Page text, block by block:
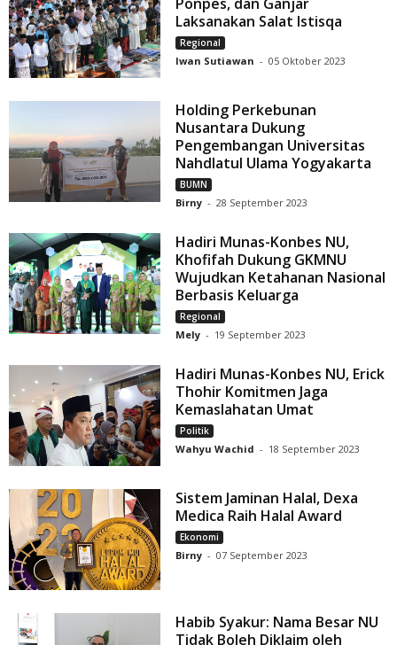
Laksanakan Salat Istisqa
Regional
Iwan Sutiawan - 05 Oktober 2023
Holding Perkebunan
Nusantara Dukung
Pengembangan Universitas
Nahdlatul Ulama Yogyakarta
BUMN
Birny - 28 September 2023
Hadiri Munas-Konbes NU,
Khofifah Dukung GKMNU
Wujudkan Ketahanan Nasional
Berbasis Keluarga
Regional
Mely - 19 September 2023
Hadiri Munas-Konbes NU, Erick
Thohir Komitmen Jaga
Kemaslahatan Umat
Politik
Wahyu Wachid - 18 September 2023
Sistem Jaminan Halal, Dexa
Medica Raih Halal Award
Ekonomi
Birny - 07 September 2023
Habib Syakur: Nama Besar NU
Tidak Boleh Diklaim oleh